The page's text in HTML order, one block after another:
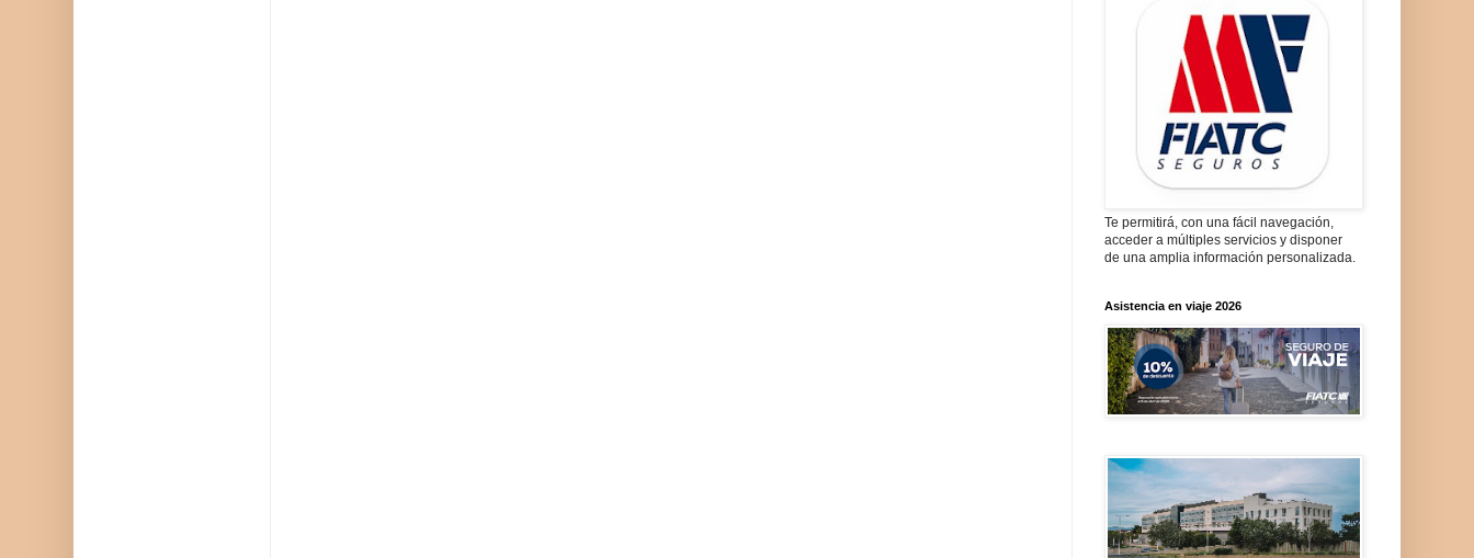
Te permitirá, con una fácil navegación,
acceder a múltiples servicios y disponer
de una amplia información personalizada.
Asistencia en viaje 2026